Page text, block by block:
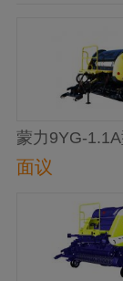
蒙力9YG-1.1A
（ML8018）
面议